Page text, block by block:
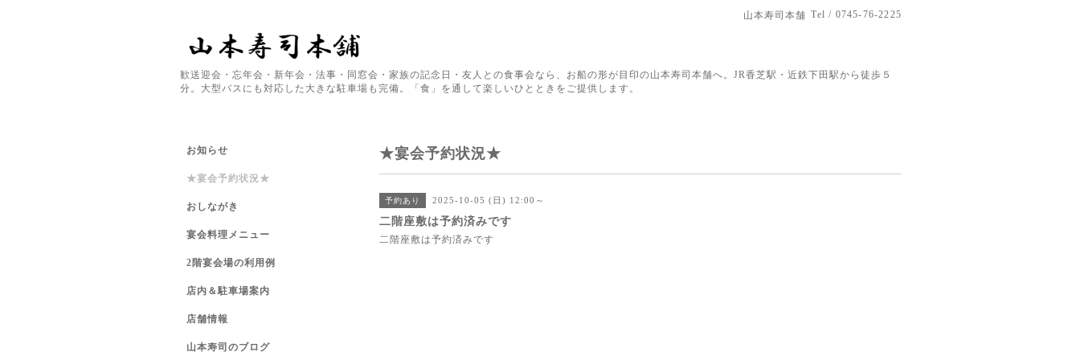
山本寿司本舗 Tel / 0745-76-2225
歓送迎会・忘年会・新年会・法事・同窓会・家族の記念日・友人との食事会なら、お船の形が目印の山本寿司本舗へ。JR香芝駅・近鉄下田駅から徒歩５
分。大型バスにも対応した大きな駐車場も完備。「食」を通して楽しいひとときをご提供します。
★宴会予約状況★
予約あり 2025-10-05 (日) 12:00～
二階座敷は予約済みです
二階座敷は予約済みです
お知らせ
★宴会予約状況★
おしながき
宴会料理メニュー
2階宴会場の利用例
店内＆駐車場案内
店舗情報
山本寿司のブログ